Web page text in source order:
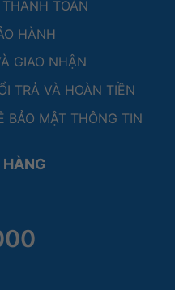
TOÁN
HÀNH
GIAO NHẬN
TRẢ VÀ HOÀN TIỀN
BẢO MẬT THÔNG TIN